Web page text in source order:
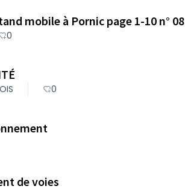
mobile à Pornic page 1-10 n° 08
0
0
de voies